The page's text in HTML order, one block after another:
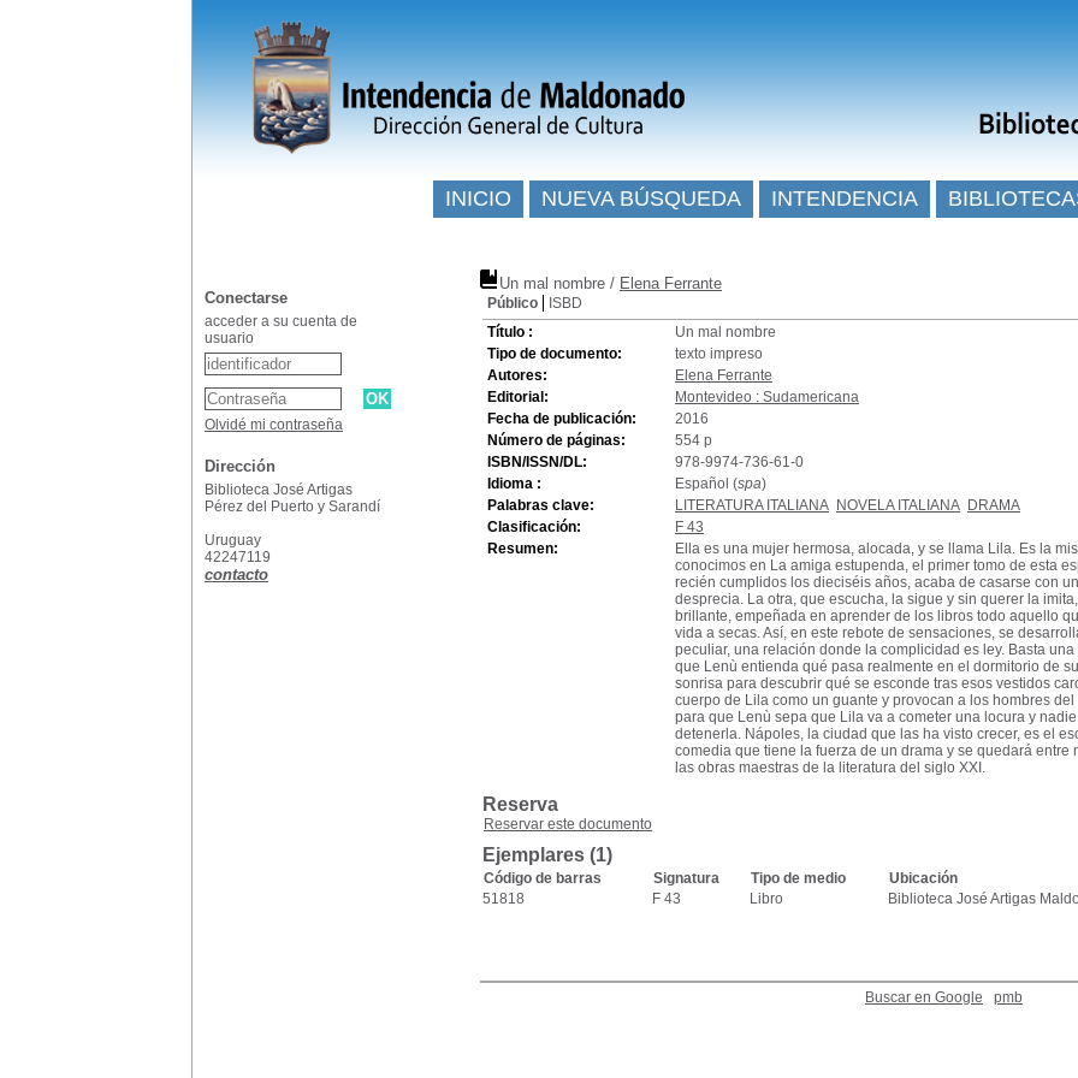
Un mal nombre / Elena Ferrante
Público
ISBD
Título :
Un mal nombre
Tipo de documento:
texto impreso
Autores:
Elena Ferrante
Editorial:
Montevideo : Sudamericana
Fecha de publicación:
2016
Número de páginas:
554 p
ISBN/ISSN/DL:
978-9974-736-61-0
Idioma :
Español (spa)
Palabras clave:
LITERATURA ITALIANA NOVELA ITALIANA DRAMA
Clasificación:
F 43
Resumen:
Ella es una mujer hermosa, alocada, y se llama Lila. Es la
conocimos en La amiga estupenda, el primer tomo de esta
recién cumplidos los dieciséis años, acaba de casarse con
desprecia. La otra, que escucha, la sigue y sin querer la
brillante, empeñada en aprender de los libros todo aquello
vida a secas. Así, en este rebote de sensaciones, se
peculiar, una relación donde la complicidad es ley. Basta
que Lenù entienda qué pasa realmente en el dormitorio de
sonrisa para descubrir qué se esconde tras esos vestidos
cuerpo de Lila como un guante y provocan a los hombres
para que Lenù sepa que Lila va a cometer una locura y
detenerla. Nápoles, la ciudad que las ha visto crecer, es el
comedia que tiene la fuerza de un drama y se quedará entre
las obras maestras de la literatura del siglo XXI.
Reserva
Reservar este documento
Ejemplares (1)
Código de barras Signatura Tipo de medio
Ubicación
51818
F 43 Libro Biblioteca José Artigas
Buscar en Google pmb
INICIO NUEVA BÚSQUEDA INTENDENCIA
Conectarse
acceder a su cuenta de
usuario
Olvidé mi contraseña
Dirección
Biblioteca José Artigas
Pérez del Puerto y Sarandí
Uruguay
42247119
contacto